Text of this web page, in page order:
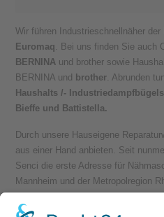
Wir führen Industrieschnellnäher der
Euromaq. Bei uns finden Sie auch
BERNINA und brother sowie
BERNINA und
brother. Abrunden
Haushalts /-
Bieffe und Battistella.
Durch unsere Hauseigene
aus einer Hand anbieten. Seit
Senci die erste Adresse für
Mannheim und der Metropolregion